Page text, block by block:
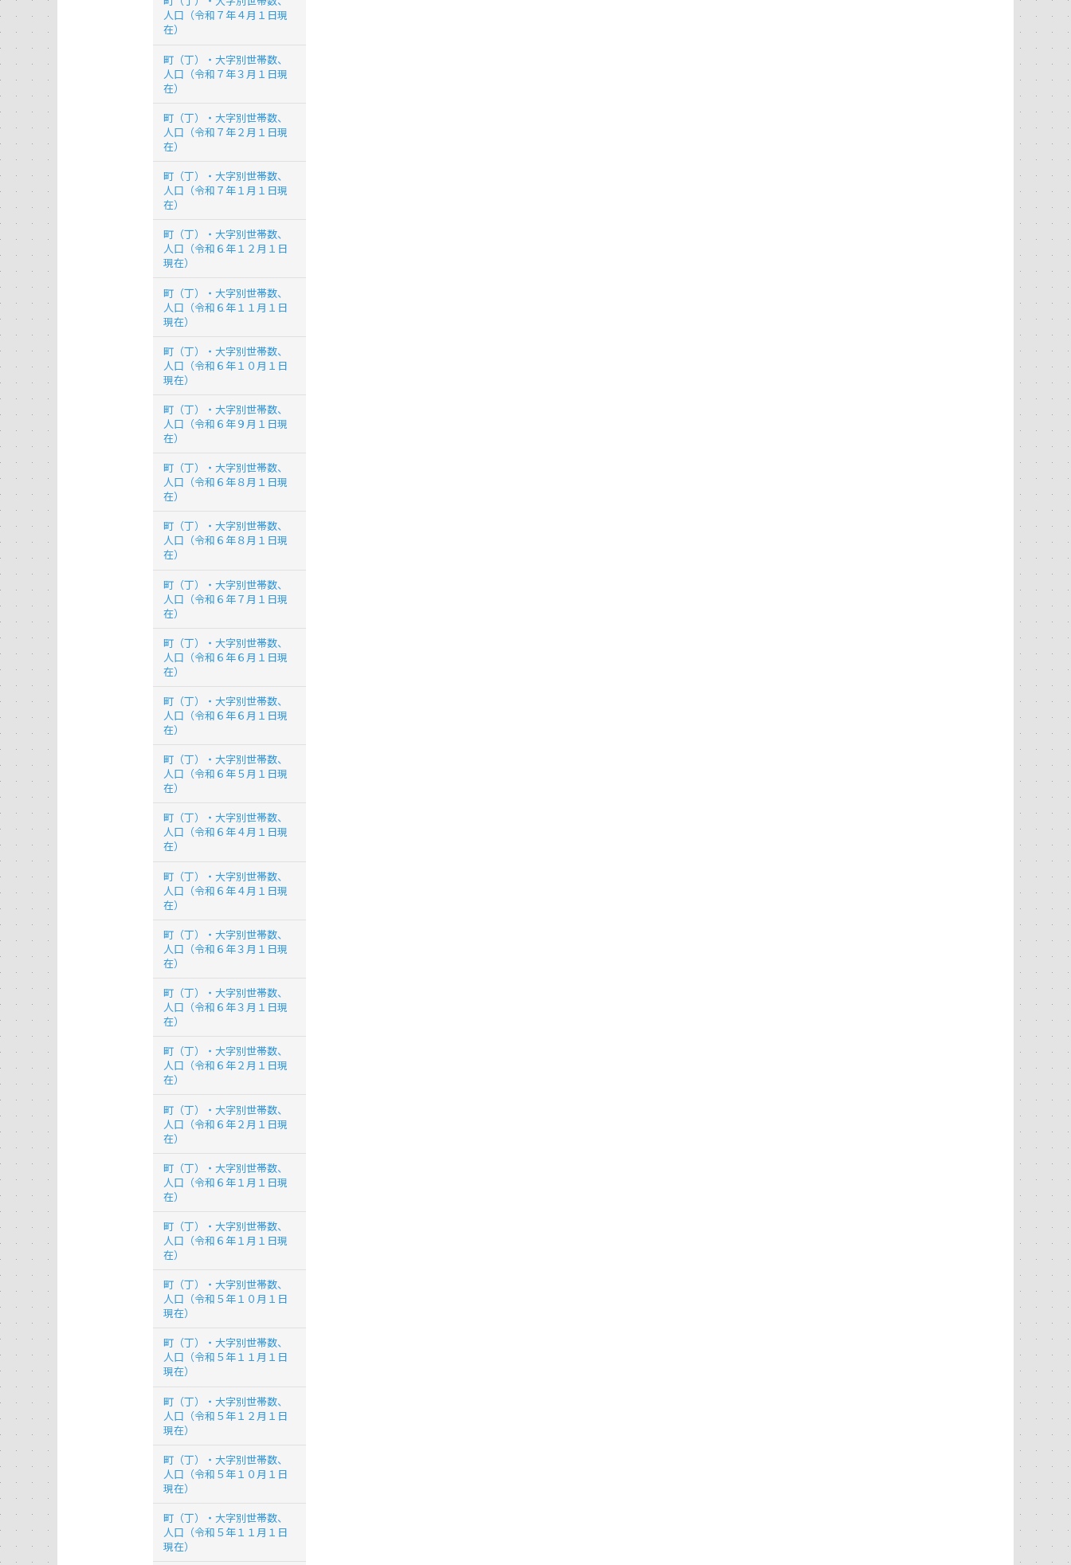
人口（令和７年４月１日現
在）
町（丁）・大字別世帯数、
人口（令和７年３月１日現
在）
町（丁）・大字別世帯数、
人口（令和７年２月１日現
在）
町（丁）・大字別世帯数、
人口（令和７年１月１日現
在）
町（丁）・大字別世帯数、
人口（令和６年１２月１日
現在）
町（丁）・大字別世帯数、
人口（令和６年１１月１日
現在）
町（丁）・大字別世帯数、
人口（令和６年１０月１日
現在）
町（丁）・大字別世帯数、
人口（令和６年９月１日現
在）
町（丁）・大字別世帯数、
人口（令和６年８月１日現
在）
町（丁）・大字別世帯数、
人口（令和６年８月１日現
在）
町（丁）・大字別世帯数、
人口（令和６年７月１日現
在）
町（丁）・大字別世帯数、
人口（令和６年６月１日現
在）
町（丁）・大字別世帯数、
人口（令和６年６月１日現
在）
町（丁）・大字別世帯数、
人口（令和６年５月１日現
在）
町（丁）・大字別世帯数、
人口（令和６年４月１日現
在）
町（丁）・大字別世帯数、
人口（令和６年４月１日現
在）
町（丁）・大字別世帯数、
人口（令和６年３月１日現
在）
町（丁）・大字別世帯数、
人口（令和６年３月１日現
在）
町（丁）・大字別世帯数、
人口（令和６年２月１日現
在）
町（丁）・大字別世帯数、
人口（令和６年２月１日現
在）
町（丁）・大字別世帯数、
人口（令和６年１月１日現
在）
町（丁）・大字別世帯数、
人口（令和６年１月１日現
在）
町（丁）・大字別世帯数、
人口（令和５年１０月１日
現在）
町（丁）・大字別世帯数、
人口（令和５年１１月１日
現在）
町（丁）・大字別世帯数、
人口（令和５年１２月１日
現在）
町（丁）・大字別世帯数、
人口（令和５年１０月１日
現在）
町（丁）・大字別世帯数、
人口（令和５年１１月１日
現在）